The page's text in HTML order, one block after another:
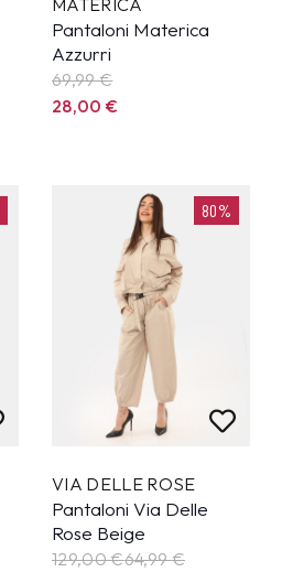
MATERICA
Pantaloni Materica
Azzurri
69,99€
28,00€
80%
VIA DELLE ROSE
Pantaloni Via Delle
Rose Beige
129,00 €64,99€